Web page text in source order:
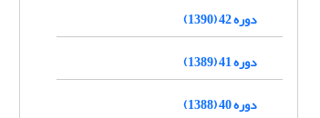
دوره 42 (1390)
دوره 41 (1389)
دوره 40 (1388)